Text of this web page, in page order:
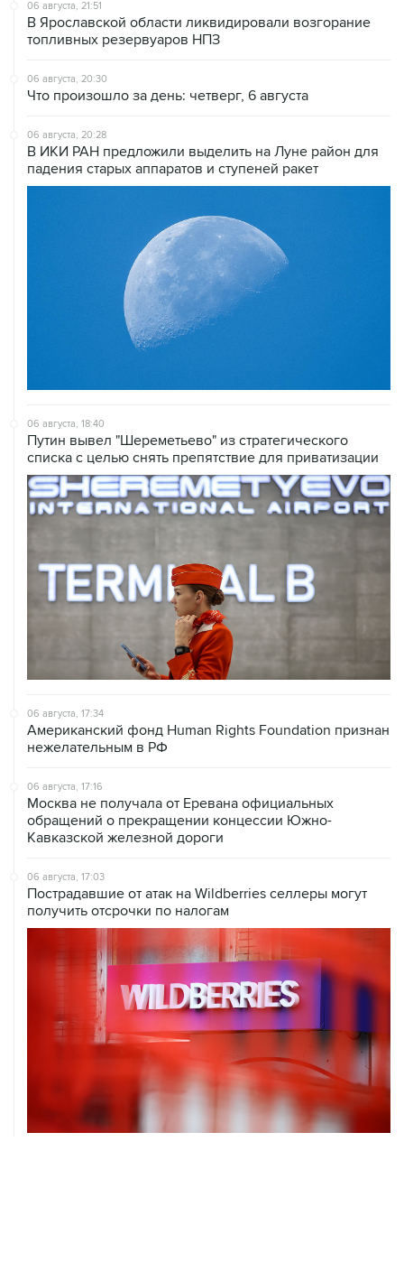
06 августа, 21:51
В Ярославской области ликвидировали возгорание
топливных резервуаров НПЗ
06 августа, 20:30
Что произошло за день: четверг, 6 августа
06 августа, 20:28
В ИКИ РАН предложили выделить на Луне район для
падения старых аппаратов и ступеней ракет
06 августа, 18:40
Путин вывел "Шереметьево" из стратегического
списка с целью снять препятствие для приватизации
06 августа, 17:34
Американский фонд Human Rights Foundation признан
нежелательным в РФ
06 августа, 17:16
Москва не получала от Еревана официальных
обращений о прекращении концессии Южно-
Кавказской железной дороги
06 августа, 17:03
Пострадавшие от атак на Wildberries селлеры могут
получить отсрочки по налогам